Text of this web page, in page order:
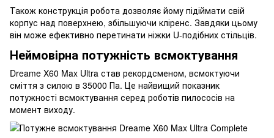
Також конструкція робота дозволяє йому підіймати свій
корпус над поверхнею, збільшуючи кліренс. Завдяки цьому
він може ефективно перетинати ніжки U-подібних стільців.
Неймовірна потужність всмоктування
Dreame X60 Max Ultra став рекордсменом, всмоктуючи
сміття з силою в 35000 Па. Це найвищий показник
потужності всмоктування серед роботів пилососів на
момент виходу.